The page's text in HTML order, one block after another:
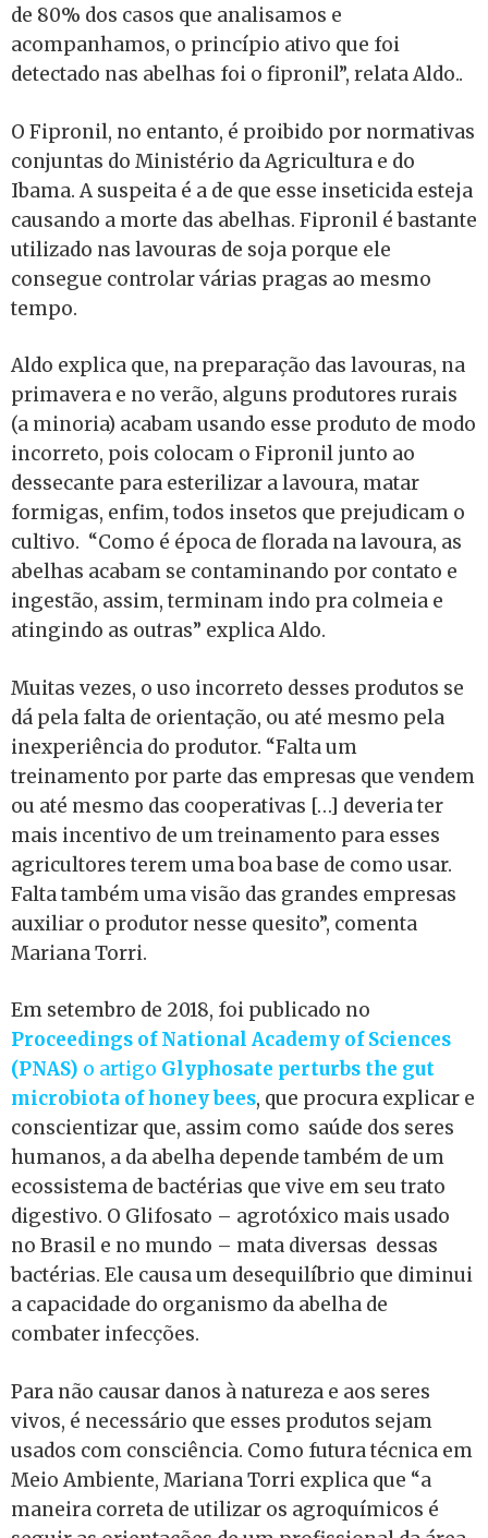
de 80% dos casos que analisamos e
acompanhamos, o princípio ativo que foi
detectado nas abelhas foi o fipronil”, relata Aldo..
O Fipronil, no entanto, é proibido por normativas
conjuntas do Ministério da Agricultura e do
Ibama. A suspeita é a de que esse inseticida esteja
causando a morte das abelhas. Fipronil é bastante
utilizado nas lavouras de soja porque ele
consegue controlar várias pragas ao mesmo
tempo.
Aldo explica que, na preparação das lavouras, na
primavera e no verão, alguns produtores rurais
(a minoria) acabam usando esse produto de modo
incorreto, pois colocam o Fipronil junto ao
dessecante para esterilizar a lavoura, matar
formigas, enfim, todos insetos que prejudicam o
cultivo. “Como é época de florada na lavoura, as
abelhas acabam se contaminando por contato e
ingestão, assim, terminam indo pra colmeia e
atingindo as outras” explica Aldo.
Muitas vezes, o uso incorreto desses produtos se
dá pela falta de orientação, ou até mesmo pela
inexperiência do produtor. “Falta um
treinamento por parte das empresas que vendem
ou até mesmo das cooperativas […] deveria ter
mais incentivo de um treinamento para esses
agricultores terem uma boa base de como usar.
Falta também uma visão das grandes empresas
auxiliar o produtor nesse quesito”, comenta
Mariana Torri.
Em setembro de 2018, foi publicado no
Proceedings of National Academy of Sciences
(PNAS) o artigo Glyphosate perturbs the gut
microbiota of honey bees, que procura explicar e
conscientizar que, assim como saúde dos seres
humanos, a da abelha depende também de um
ecossistema de bactérias que vive em seu trato
digestivo. O Glifosato – agrotóxico mais usado
no Brasil e no mundo – mata diversas dessas
bactérias. Ele causa um desequilíbrio que diminui
a capacidade do organismo da abelha de
combater infecções.
Para não causar danos à natureza e aos seres
vivos, é necessário que esses produtos sejam
usados com consciência. Como futura técnica em
Meio Ambiente, Mariana Torri explica que “a
maneira correta de utilizar os agroquímicos é